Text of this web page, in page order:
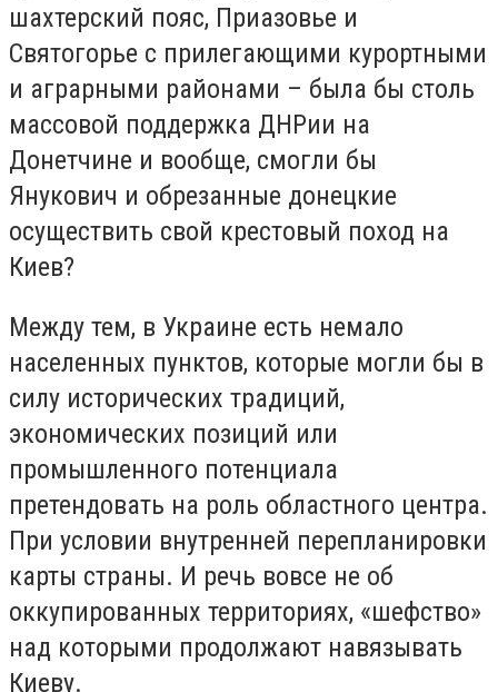
шахтерский пояс, Приазовье и
Святогорье с прилегающими курортными
и аграрными районами – была бы столь
массовой поддержка ДНРии на
Донетчине и вообще, смогли бы
Янукович и обрезанные донецкие
осуществить свой крестовый поход на
Киев?
Между тем, в Украине есть немало
населенных пунктов, которые могли бы в
силу исторических традиций,
экономических позиций или
промышленного потенциала
претендовать на роль областного центра.
При условии внутренней перепланировки
карты страны. И речь вовсе не об
оккупированных территориях, «шефство»
над которыми продолжают навязывать
Киеву.